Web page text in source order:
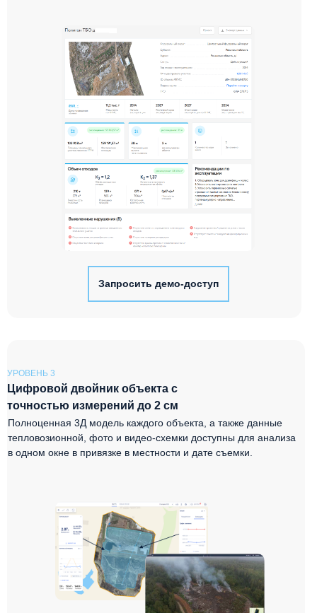
УРОВЕНЬ 3
Полноценная 3Д модель каждого объекта, а также данные
тепловозионной, фото и видео-схемки доступны для анализа
в одном окне в привязке в местности и дате съемки.
Цифровой двойник объекта с
точностью измерений до 2 см
Запросить демо-доступ